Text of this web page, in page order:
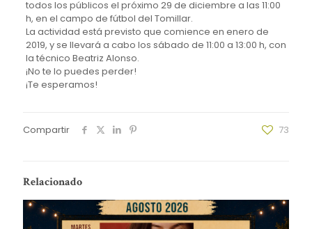
todos los públicos el próximo 29 de diciembre a las 11:00
h, en el campo de fútbol del Tomillar.
La actividad está previsto que comience en enero de
2019, y se llevará a cabo los sábado de 11:00 a 13:00 h, con
la técnico Beatriz Alonso.
¡No te lo puedes perder!
¡Te esperamos!
Compartir 73
Relacionado